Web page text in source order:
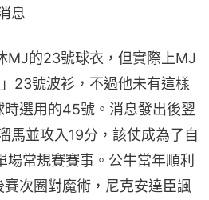
息
MJ的23號球衣，但實際上MJ
23號波衫，不過他未有這樣
選用的45號。消息發出後翌
馬並攻入19分，該仗成為了自
場常規賽賽事。公牛當年順利
次圈對魔術，尼克安達臣諷